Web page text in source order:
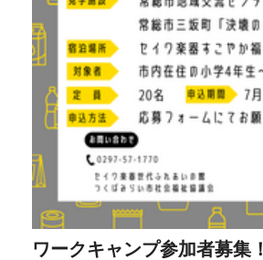
ワークキャンプ参加者募集！